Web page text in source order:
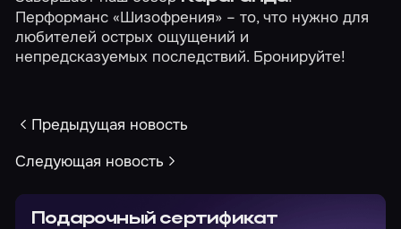
Перформанс«Шизофрения» – то, что нужно для
любителей острых ощущений и
непредсказуемых последствий. Бронируйте!
Предыдущая новость
Следующая новость
Подарочный сертификат